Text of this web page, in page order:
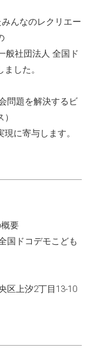
んなのレクリエー
般社団法人 全国ド
した。
問題を解決するビ
に寄与します。
要
国ドコデモこども
区上汐2丁目13-10